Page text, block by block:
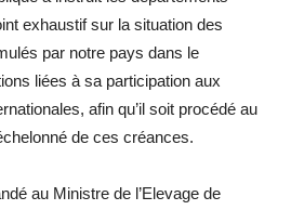
exhaustif sur la situation des
par notre pays dans le
liées à sa participation aux
afin qu’il soit procédé au
de ces créances.
au Ministre de l’Elevage de